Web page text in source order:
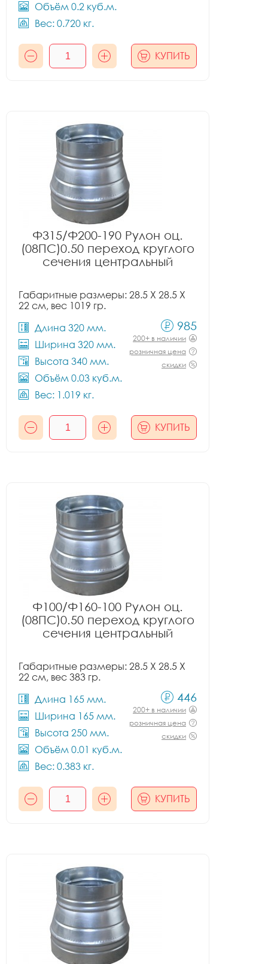
Объём 0.2 куб.м.
Вес: 0.720 кг.
КУПИТЬ
Ф315/Ф200-190 Рулон оц.
(08ПС)0.50 переход круглого
сечения центральный
Габаритные размеры: 28.5 X 28.5 X
22 см, вес 1019 гр.
Длина 320 мм.
Ширина 320 мм.
Высота 340 мм.
Объём 0.03 куб.м.
Вес: 1.019 кг.
985
200+ в наличии
розничная цена
скидки
КУПИТЬ
Ф100/Ф160-100 Рулон оц.
(08ПС)0.50 переход круглого
сечения центральный
Габаритные размеры: 28.5 X 28.5 X
22 см, вес 383 гр.
Длина 165 мм.
Ширина 165 мм.
Высота 250 мм.
Объём 0.01 куб.м.
Вес: 0.383 кг.
446
200+ в наличии
розничная цена
скидки
КУПИТЬ